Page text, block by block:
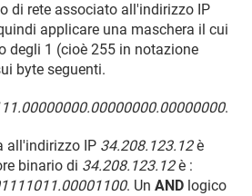
di rete associato all'indirizzo IP
applicare una maschera il cui
degli 1 (cioè 255 in notazione
byte seguenti.
.
all'indirizzo IP 34.208.123.12è
binario di 34.208.123.12è :
. Un AND logico